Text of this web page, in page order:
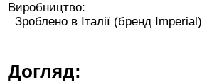
Виробництво:
Зроблено в Італії (бренд Imperial)
Догляд: